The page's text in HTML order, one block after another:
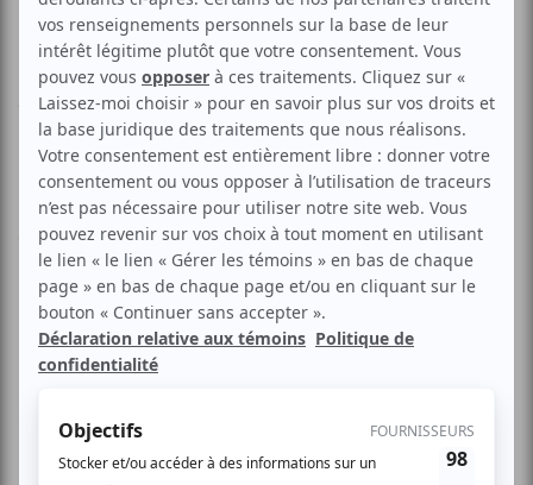
Denis | Stéréoptik
Aucune offre promotionnelle
disponible
Soyez les premiers avisés dès qu'il y aura une offre promo
pour Cabine | Jacques Poulin-Denis | Stéréoptik:INSCRIVEZ-
VOUS
Présenté dans le cadre du festival Les Escales
Improbables | Série Escales de Nuit
Stéréoptik (France) - musique & art visuel
Un enchaînement de tableaux musicaux, Sous vos yeux,